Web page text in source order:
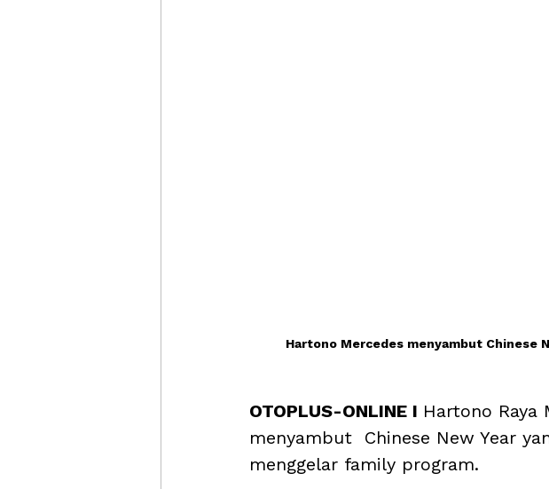
Hartono Mercedes menyambut Chinese
OTOPLUS-ONLINE I Hartono Raya
menyambut  Chinese New Year
menggelar family program.